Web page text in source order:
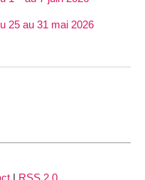
25 au 31 mai 2026
| RSS 2.0